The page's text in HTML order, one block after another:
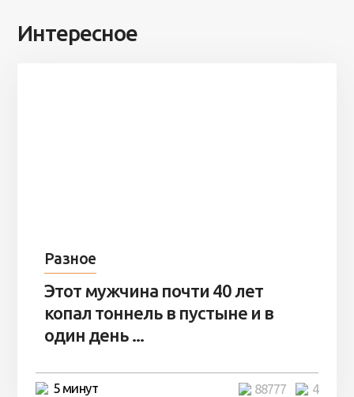
Интересное
Разное
Этот мужчина почти 40 лет
копал тоннель в пустыне и в
один день ...
5 минут 4
88777